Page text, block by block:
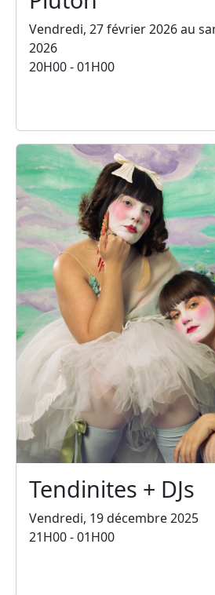
Vendredi, 27 février 2026 au
2026
20H00 - 01H00
Tendinites + DJs
Vendredi, 19 décembre 2025
21H00 - 01H00